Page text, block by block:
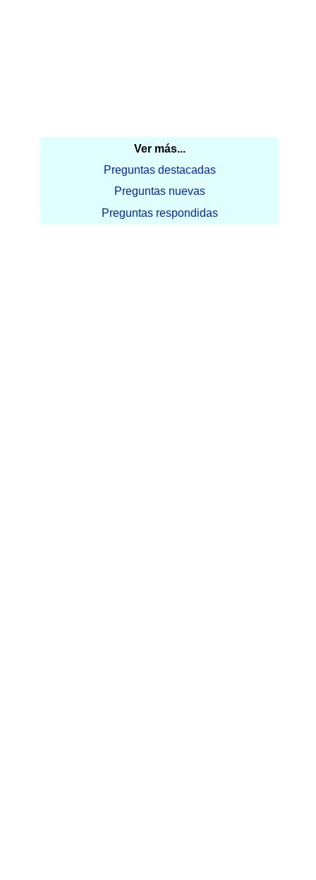
Ver más...
Preguntas destacadas
Preguntas nuevas
Preguntas respondidas